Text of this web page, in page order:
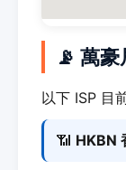
📡 萬
以下 ISP 目
📶 HKBN